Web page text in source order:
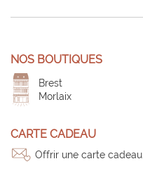
NOS BOUTIQUES
Brest
Morlaix
CARTE CADEAU
Offrir une carte cadeau